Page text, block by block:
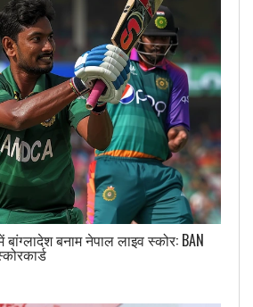
बनाम नेपाल लाइव स्कोर: BAN